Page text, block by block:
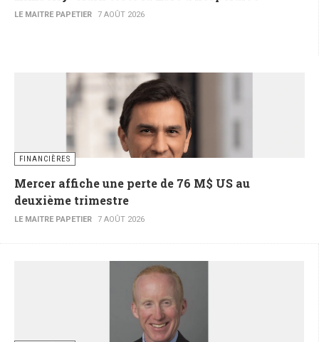
LE MAITRE PAPETIER 7 AOÛT 2026
FINANCIÈRES
Mercer affiche une perte de 76 M$ US au
deuxième trimestre
LE MAITRE PAPETIER 7 AOÛT 2026